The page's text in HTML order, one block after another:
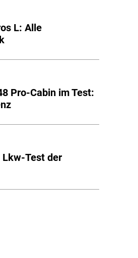
L: Alle
Pro-Cabin im Test:
Test der